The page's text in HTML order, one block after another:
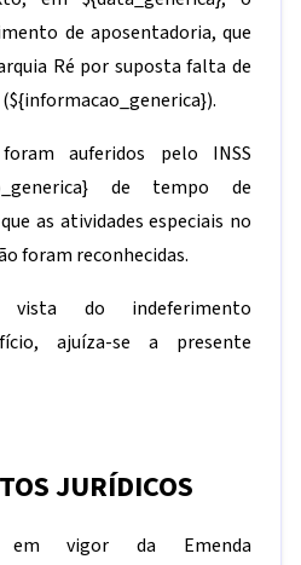
de aposentadoria, que
Ré por suposta falta de
${informacao_generica}).
auferidos pelo INSS
de tempo de
as atividades especiais no
foram reconhecidas.
do indeferimento
ajuíza-se a presente
JURÍDICOS
vigor da Emenda